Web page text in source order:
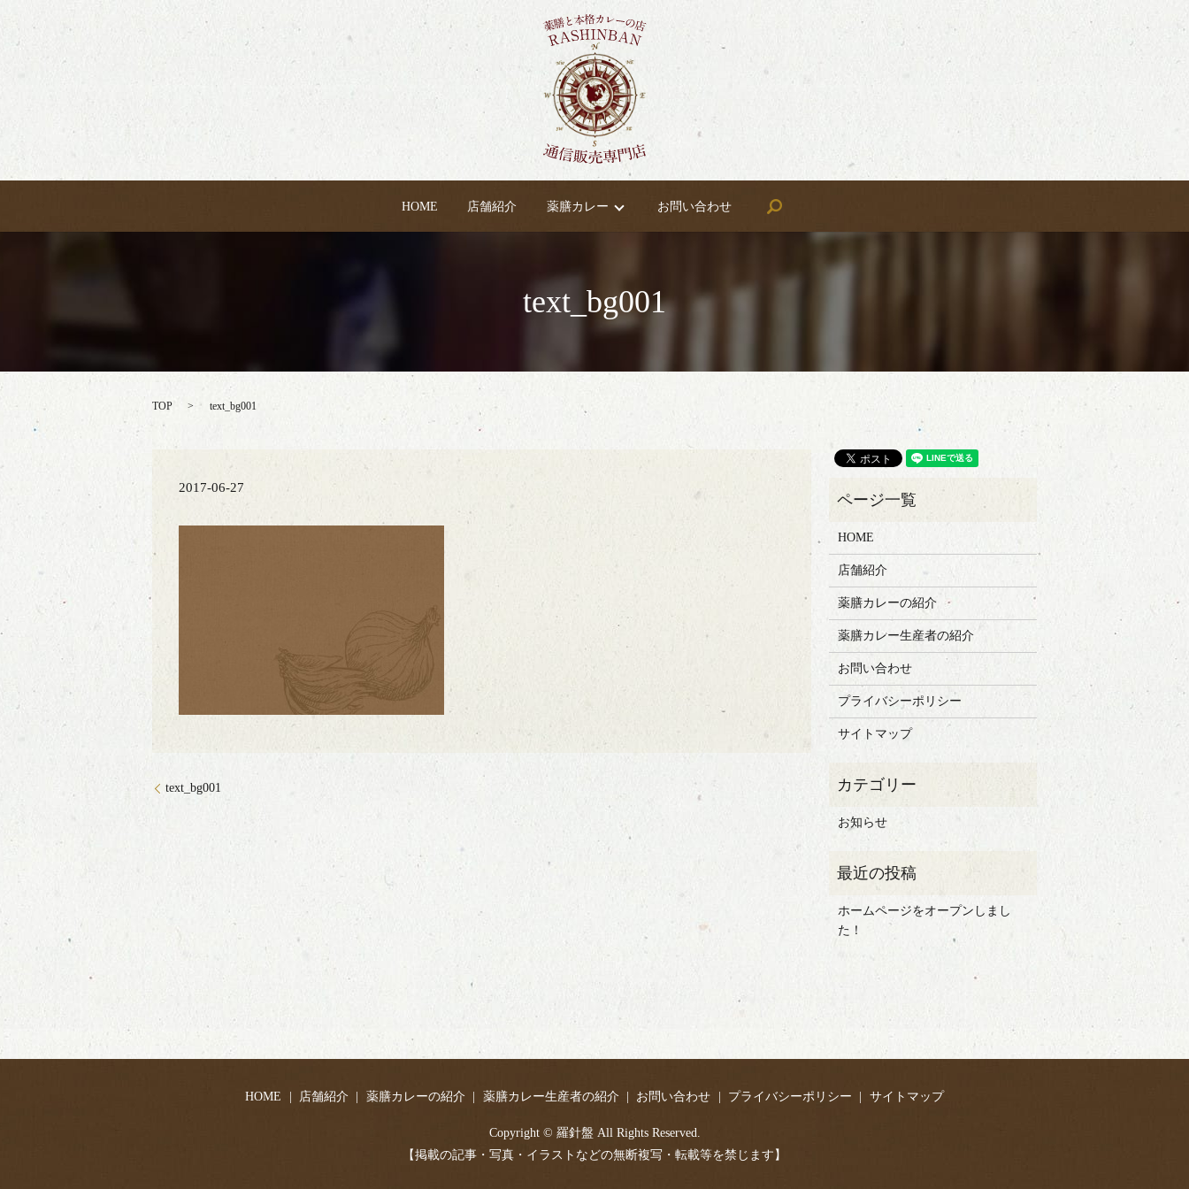
HOME 店舗紹介 薬膳カレー お問い合わせ
text_bg001
TOP text_bg001
2017-06-27
text_bg001
HOME
店舗紹介
薬膳カレーの紹介
薬膳カレー生産者の紹介
お問い合わせ
プライバシーポリシー
サイトマップ
お知らせ
ホームページをオープンしまし
た！
HOME 店舗紹介 薬膳カレーの紹介 薬膳カレー生産者の紹介 お問い合わせ プライバシーポリシー サイトマップ
Copyright © 羅針盤 All Rights Reserved.
【掲載の記事・写真・イラストなどの無断複写・転載等を禁じます】